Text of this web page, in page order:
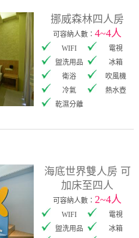
挪威森林四人房
可容納人數：4~4人
WIFI
電視
盥洗用品
冰箱
衛浴
吹風機
冷氣
熱水壺
乾濕分離
海底世界雙人房 可
加床至四人
可容納人數：2~4人
WIFI
電視
盥洗用品
冰箱